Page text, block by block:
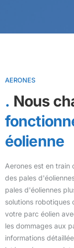
AERONES
Nous
éolienne
Aerones est en train
des pales
pales d'éoliennes
solutions robotiques
votre parc éolien
les dommages aux
informations